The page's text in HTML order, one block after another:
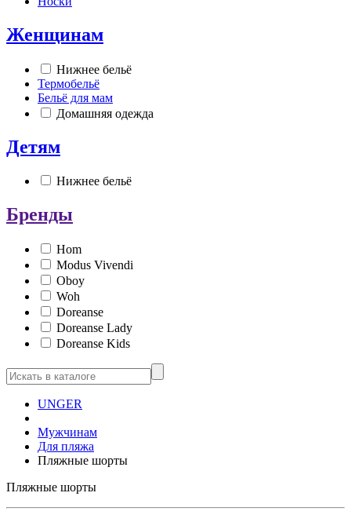
Женщинам
Нижнее бельё
Термобельё
Бельё для мам
Домашняя одежда
Детям
Нижнее бельё
Бренды
Hom
Modus Vivendi
Oboy
Woh
Doreanse
Doreanse Lady
Doreanse Kids
UNGER
Мужчинам
Для пляжа
Пляжные шорты
Пляжные шорты